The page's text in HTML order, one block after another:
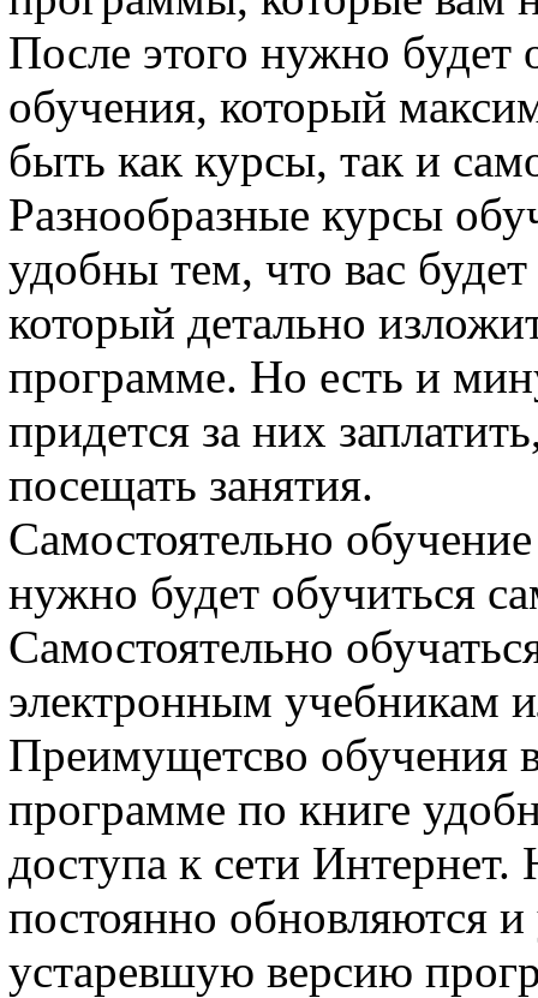
После этого нужно будет
обучения, который
быть как курсы, так и
Разнообразные курсы
удобны тем, что вас
который детально
программе. Но есть и
придется за них
посещать занятия.
Самостоятельно
нужно будет обучиться
Самостоятельно
электронным учебникам
Преимущетсво обучения
программе по книге
доступа к сети
постоянно обновляются
устаревшую версию